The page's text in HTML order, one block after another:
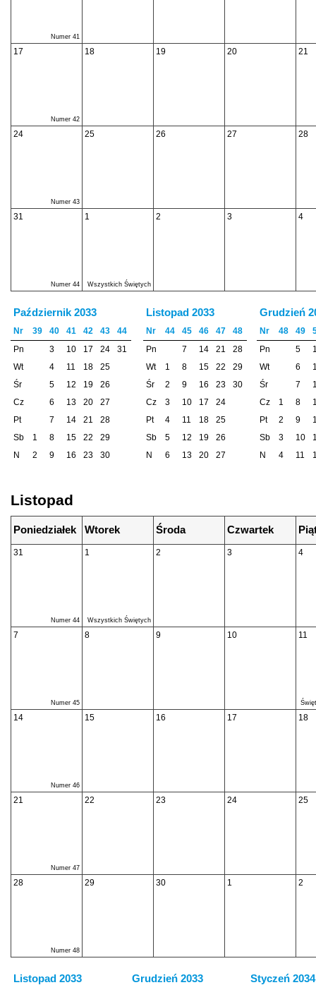
Numer 41
17
Numer 42
18 19 20 21
24
Numer 43
25 26 27 28
31
Numer 44
1
Wszystkich Świętych
2 3 4
Październik 2033
Nr 39 40 41 42 43
44
Pn
3 10 17 24
31
Wt
4 11 18
25
Śr
5 12 19
26
Cz
6 13 20
27
Pt
7 14 21
28
Sb
1 8 15 22
29
N
2 9 16 23 30
Listopad 2033
Nr 44 45 46 47
48
Pn
7 14 21
28
Wt
1 8 15 22
29
Śr
2 9 16 23
30
Cz
3 10 17
24
Pt
4 11 18
25
Sb
5 12 19
26
N
6 13 20 27
Grudzień
Nr 48 49
Pn
5
Wt
6
Śr
7
Cz
1 8
Pt
2 9
Sb
3 10
N
4 11
Listopad
Poniedziałek Wtorek Środa Czwartek
31
Numer 44
1
Wszystkich Świętych
2 3 4
7
Numer 45
8 9 10 11
14
Numer 46
15 16 17 18
21
Numer 47
22 23 24 25
28
Numer 48
29 30 1 2
Listopad 2033 Grudzień 2033 Styczeń 2034